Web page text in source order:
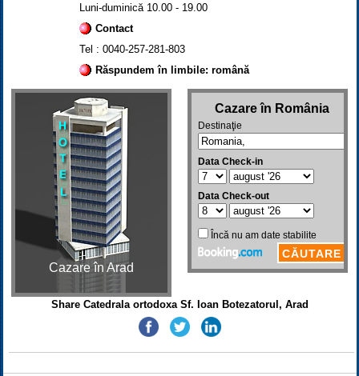
Luni-duminică 10.00 - 19.00
Contact
Tel : 0040-257-281-803
Răspundem în limbile: română
Cazare în Arad
Share Catedrala ortodoxa Sf. Ioan Botezatorul, Arad